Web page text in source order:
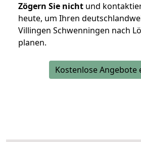
Zögern Sie nicht und
heute, um Ihren
Villingen Schwenningen nach
planen.
Kostenlose Angebote